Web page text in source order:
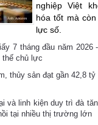
nghiệp Việt
hóa tốt mà
lực số.
7 tháng đầu năm 2026
chủ lực
thủy sản đạt gần 42,8
và linh kiện duy trì đà
tại nhiều thị trường lớn